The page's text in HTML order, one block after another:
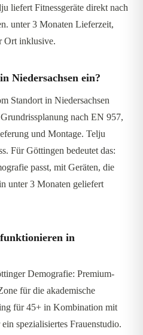
liefert Fitnessgeräte direkt nach
unter 3 Monaten Lieferzeit,
Ort inklusive.
Niedersachsen ein?
Standort in Niedersachsen
nach EN 957,
und Montage. Telju
Für Göttingen bedeutet das:
passt, mit Geräten, die
unter 3 Monaten geliefert
in
Demografie: Premium-
für die akademische
für 45+ in Kombination mit
spezialisiertes Frauenstudio.